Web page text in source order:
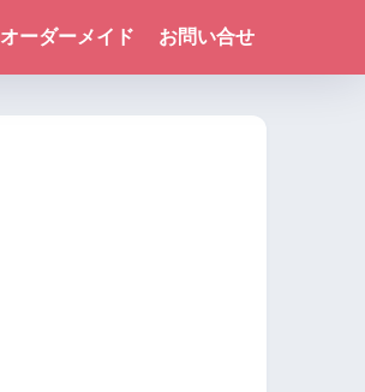
オーダーメイド お問い合せ